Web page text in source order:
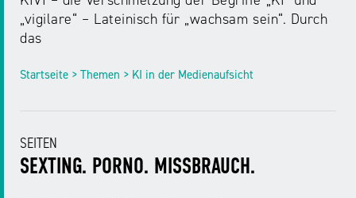
„vigilare“ – Lateinisch für „wachsam sein“. Durch
das
Startseite > Themen > KI in der Medienaufsicht
SEITEN
SEXTING. PORNO. MISSBRAUCH.